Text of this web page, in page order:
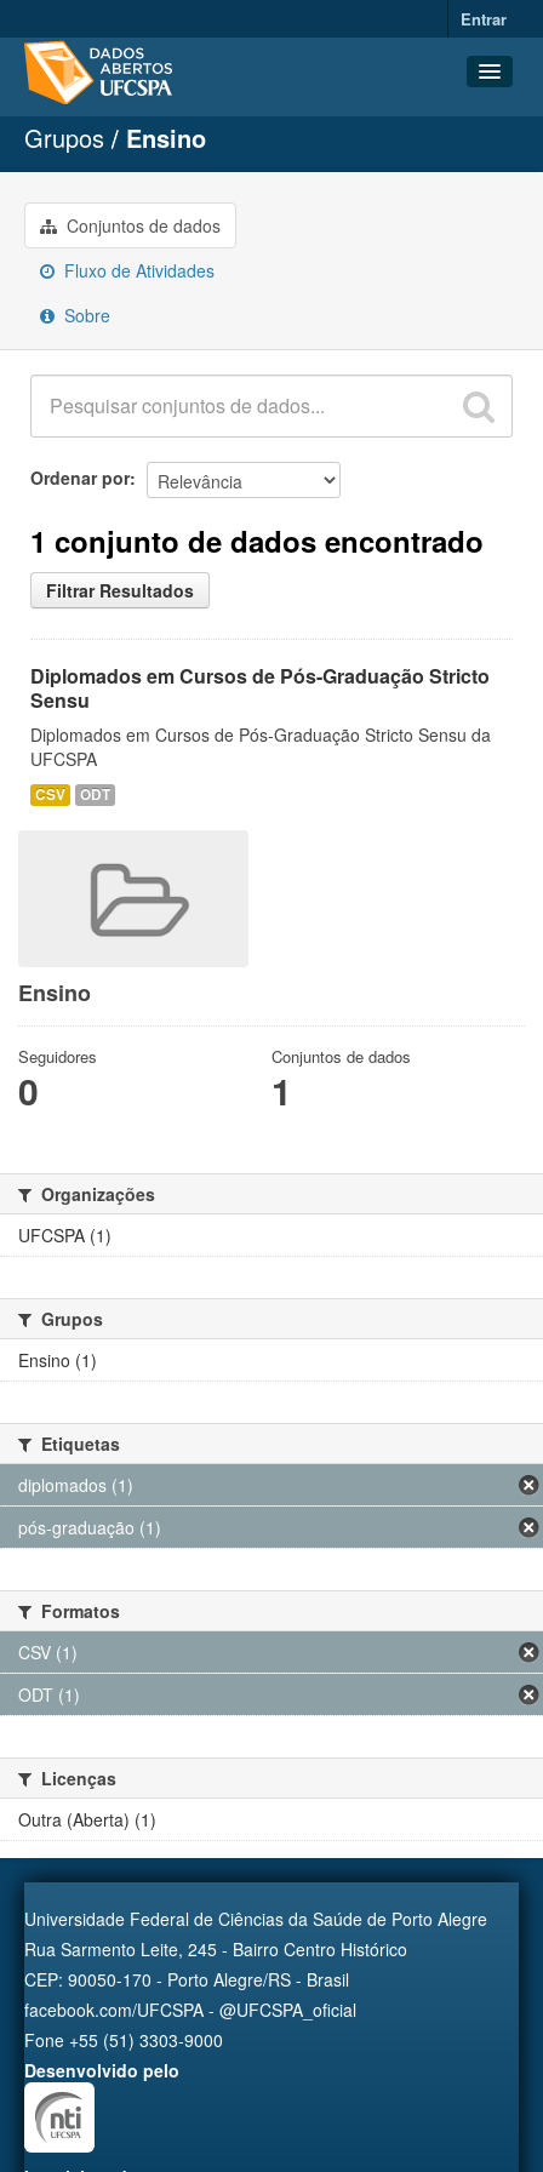
Entrar
Conjuntos de dados
Organizações
Grupos
Sobre
Grupos Ensino
Conjuntos de dados
Fluxo de Atividades
Sobre
Ordenar por
1 conjunto de dados encontrado
Filtrar Resultados
Diplomados em Cursos de Pós-Graduação Stricto
Sensu
Diplomados em Cursos de Pós-Graduação Stricto Sensu da
UFCSPA
CSV ODT
Ensino
Seguidores
0
Conjuntos de dados
1
Organizações
UFCSPA (1)
Grupos
Ensino (1)
Etiquetas
diplomados (1)
pós-graduação (1)
Formatos
CSV (1)
ODT (1)
Licenças
Outra (Aberta) (1)
Universidade Federal de Ciências da Saúde de Porto Alegre
Rua Sarmento Leite, 245 - Bairro Centro Histórico
CEP: 90050-170 - Porto Alegre/RS - Brasil
facebook.com/UFCSPA - @UFCSPA_oficial
Fone +55 (51) 3303-9000
Desenvolvido pelo